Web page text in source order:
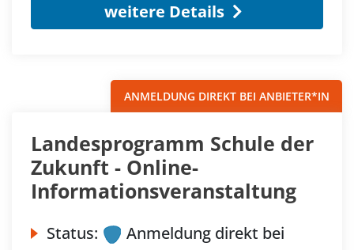
weitere Details
ANMELDUNG DIREKT BEI ANBIETER*IN
Landesprogramm Schule der
Zukunft - Online-
Informationsveranstaltung
Status:
Anmeldung direkt bei